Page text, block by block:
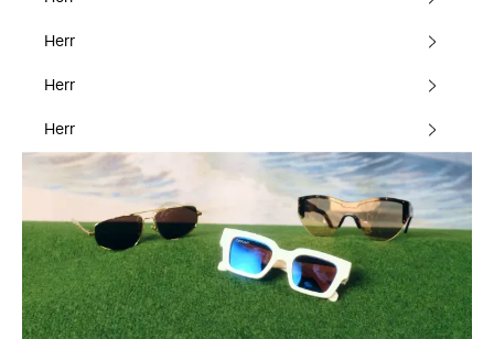
Herr
Herr
Herr